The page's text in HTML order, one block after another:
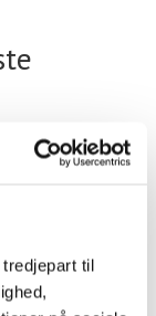
til
”Det
faktisk